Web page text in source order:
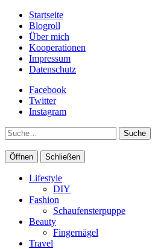
Startseite
Blogroll
Über mich
Kooperationen
Impressum
Datenschutz
Facebook
Twitter
Instagram
Suche
Öffnen Schließen
Lifestyle
DIY
Fashion
Schaufensterpuppe
Beauty
Fingernägel
Travel